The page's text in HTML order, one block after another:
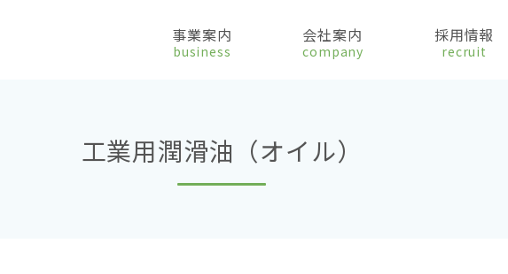
事業案内
business
会社案内
company
採用情報
recruit
工業用潤滑油（オイル）